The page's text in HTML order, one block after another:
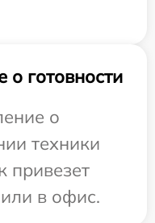
готовности
о
техники
привезет
в офис.